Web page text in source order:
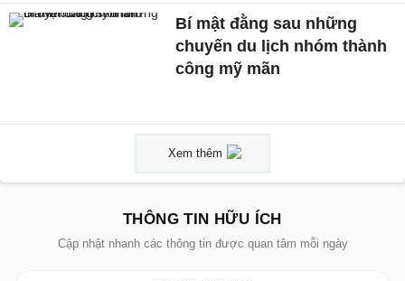
Bí mật đằng sau những
chuyến du lịch nhóm thành
công mỹ mãn
Xem thêm
THÔNG TIN HỮU ÍCH
Cập nhật nhanh các thông tin được quan tâm mỗi ngày